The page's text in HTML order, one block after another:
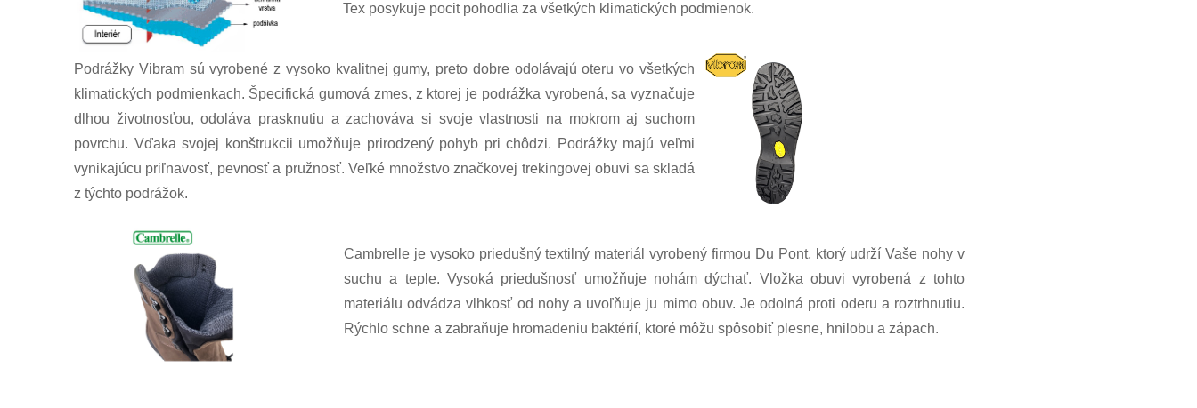
Tex posykuje pocit pohodlia za všetkých klimatických podmienok.
Podrážky Vibram sú vyrobené z vysoko kvalitnej gumy, preto dobre odolávajú oteru vo všetkých
klimatických podmienkach. Špecifická gumová zmes, z ktorej je podrážka vyrobená, sa vyznačuje
dlhou životnosťou, odoláva prasknutiu a zachováva si svoje vlastnosti na mokrom aj suchom
povrchu. Vďaka svojej konštrukcii umožňuje prirodzený pohyb pri chôdzi. Podrážky majú veľmi
vynikajúcu priľnavosť, pevnosť a pružnosť. Veľké množstvo značkovej trekingovej obuvi sa skladá
z týchto podrážok.
Cambrelle je vysoko priedušný textilný materiál vyrobený firmou Du Pont, ktorý udrží Vaše nohy v
suchu a teple. Vysoká priedušnosť umožňuje nohám dýchať. Vložka obuvi vyrobená z tohto
materiálu odvádza vlhkosť od nohy a uvoľňuje ju mimo obuv. Je odolná proti oderu a roztrhnutiu.
Rýchlo schne a zabraňuje hromadeniu baktérií, ktoré môžu spôsobiť plesne, hnilobu a zápach.